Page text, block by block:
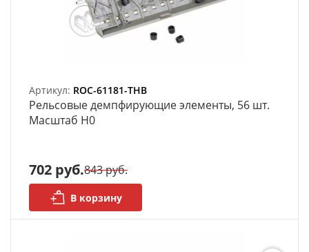
моделей
Деревянные 3D модели
Деревянные шкатулки
Инструмент
Новогодние изделия
Дерево БАЛЬЗА и
Артикул: ROC-61181-THB
Рельсовые демпфирующие элементы, 56 шт.
Масштаб H0
702 руб.843 руб.
В корзину